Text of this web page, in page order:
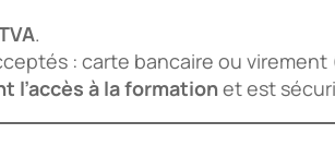
.
: carte bancaire ou
l’accès à la formationet est